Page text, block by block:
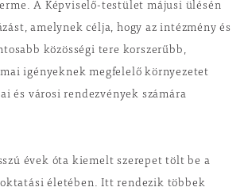
A Képviselő-testület májusi ülésén
amelynek célja, hogy az intézmény és
közösségi tere korszerűbb,
igényeknek megfelelő környezetet
és városi rendezvények számára
évek óta kiemelt szerepet tölt be a
életében. Itt rendezik többek